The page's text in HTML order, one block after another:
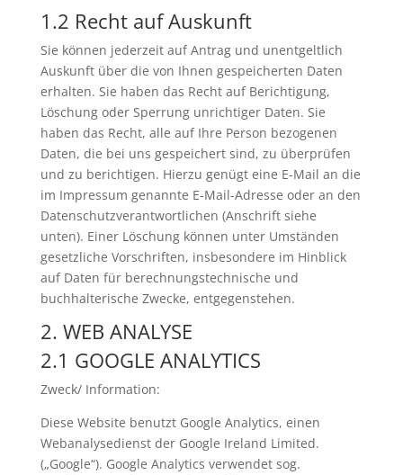
1.2 Recht auf Auskunft
Sie können jederzeit auf Antrag und unentgeltlich
Auskunft über die von Ihnen gespeicherten Daten
erhalten. Sie haben das Recht auf Berichtigung,
Löschung oder Sperrung unrichtiger Daten. Sie
haben das Recht, alle auf Ihre Person bezogenen
Daten, die bei uns gespeichert sind, zu überprüfen
und zu berichtigen. Hierzu genügt eine E-Mail an die
im Impressum genannte E-Mail-Adresse oder an den
Datenschutzverantwortlichen (Anschrift siehe
unten). Einer Löschung können unter Umständen
gesetzliche Vorschriften, insbesondere im Hinblick
auf Daten für berechnungstechnische und
buchhalterische Zwecke, entgegenstehen.
2. WEB ANALYSE
2.1 GOOGLE ANALYTICS
Zweck/ Information:
Diese Website benutzt Google Analytics, einen
Webanalysedienst der Google Ireland Limited.
(„Google“). Google Analytics verwendet sog.